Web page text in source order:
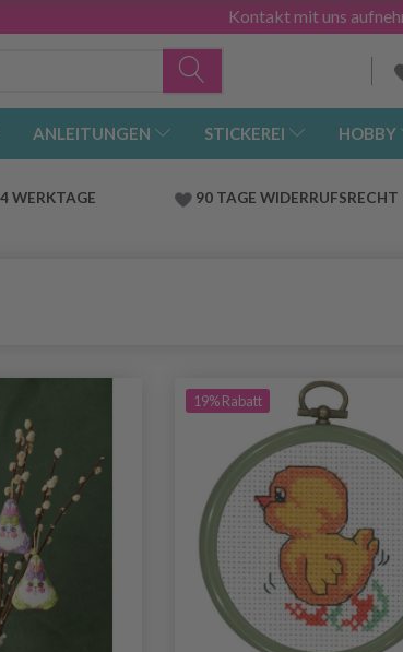
Kontakt mit uns
ANLEITUNGEN STICKEREI HOBBY
WERKTAGE 90 TAGE WIDERRUFSRECHT
19% Rabatt